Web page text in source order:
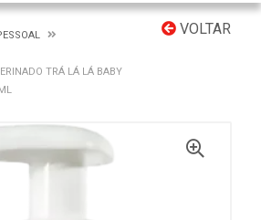
VOLTAR
TRÁ LÁ LÁ BABY